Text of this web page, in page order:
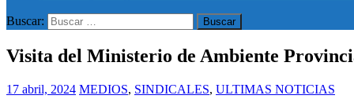
Buscar:
Visita del Ministerio de Ambiente
17 abril, 2024 MEDIOS, SINDICALES, ULTIMAS NOTICIAS